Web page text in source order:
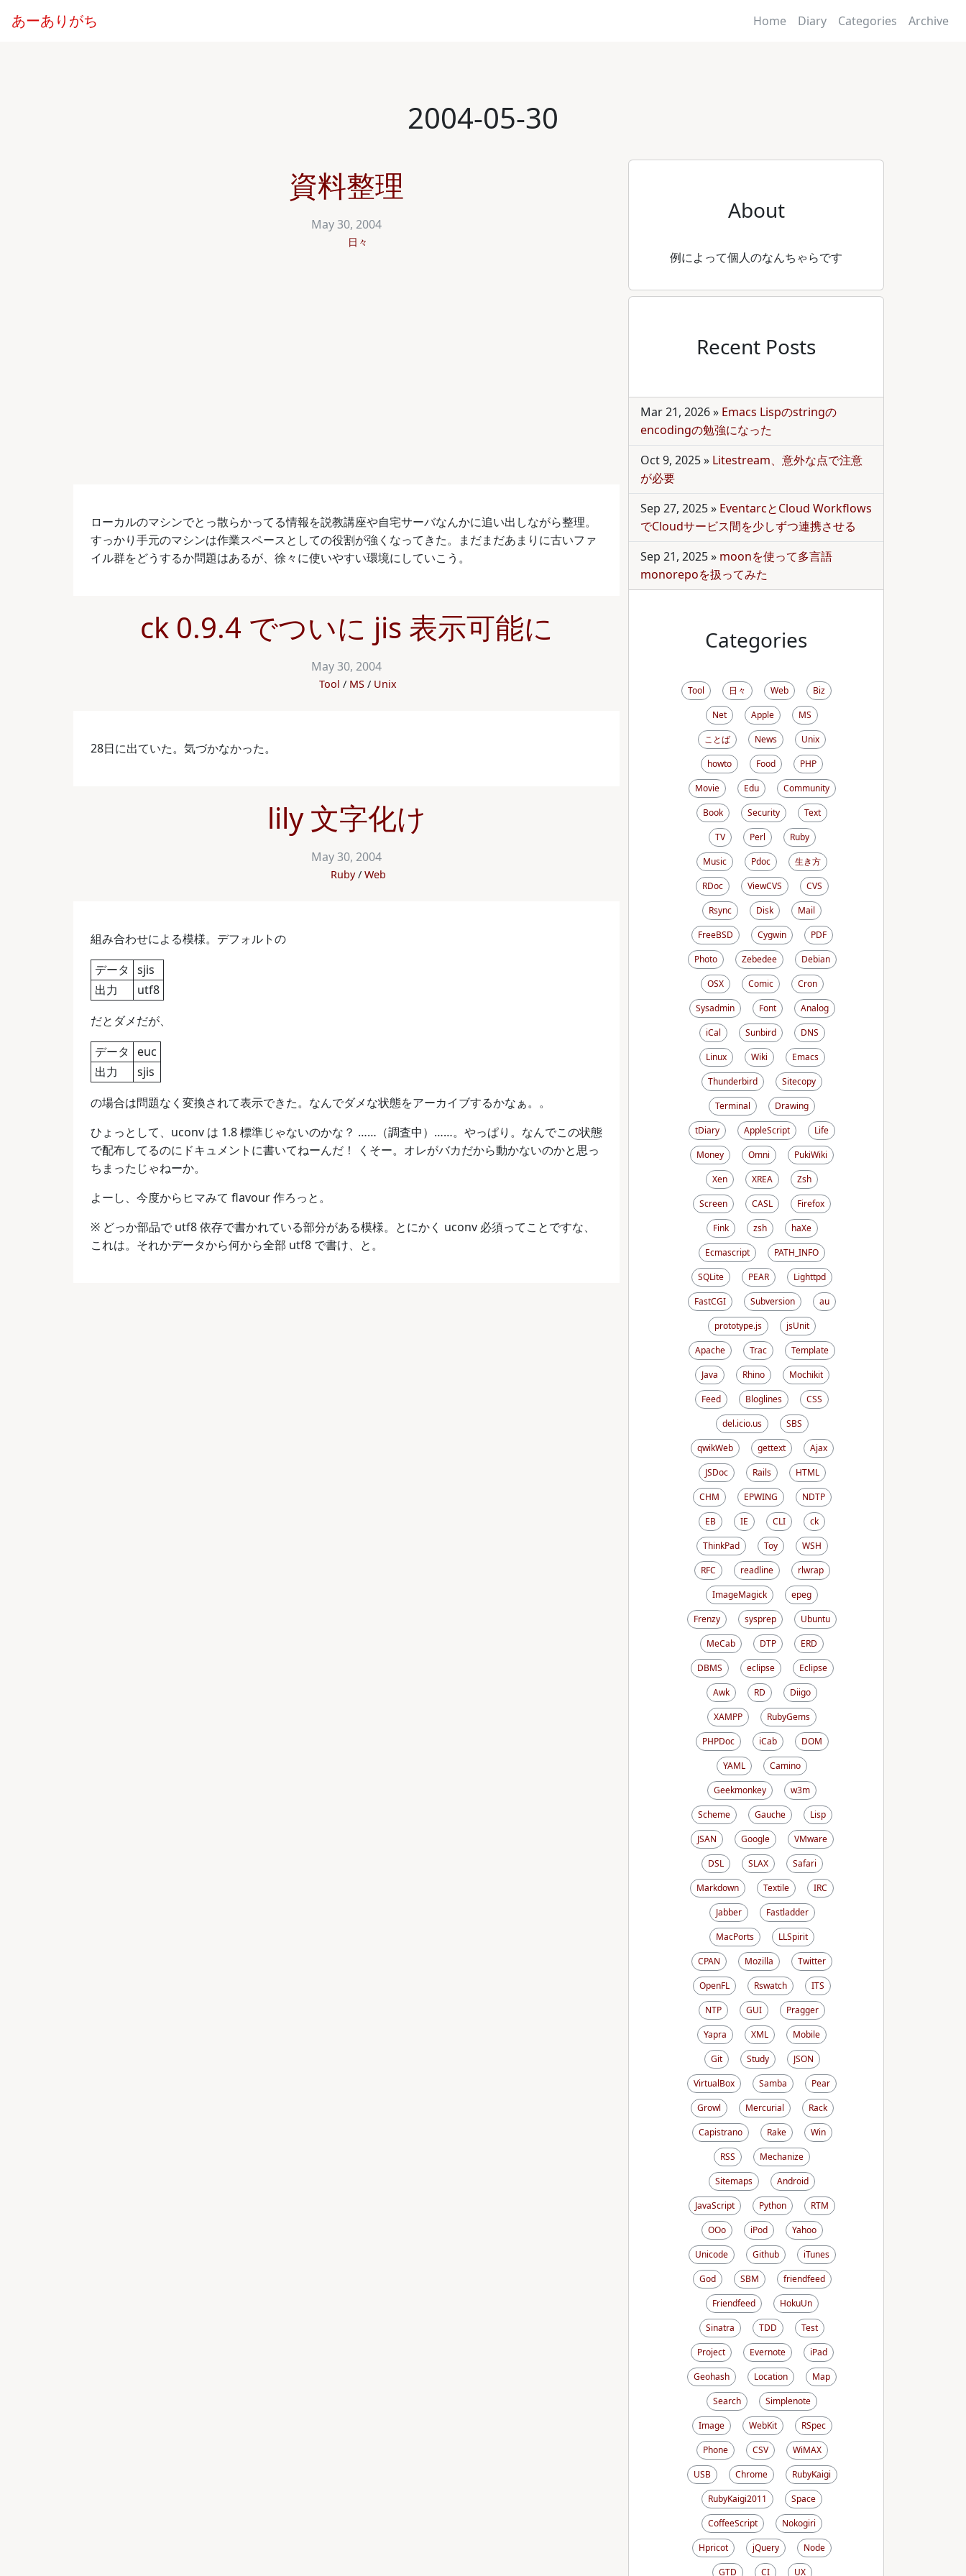
あーありがち Home Diary Categories Archive
2004-05-30
資料整理
May 30, 2004
日々
ローカルのマシンでとっ散らかってる情報を説教講座や自宅サーバなんかに追い出しながら整理。
すっかり手元のマシンは作業スペースとしての役割が強くなってきた。まだまだあまりに古いファ
イル群をどうするか問題はあるが、徐々に使いやすい環境にしていこう。
ck 0.9.4 でついに jis 表示可能に
May 30, 2004
Tool MS Unix
28日に出ていた。気づかなかった。
lily 文字化け
May 30, 2004
Ruby Web
組み合わせによる模様。デフォルトの
データ sjis
出力
utf8
だとダメだが、
データ
euc
出力
sjis
の場合は問題なく変換されて表示できた。なんでダメな状態をアーカイブするかなぁ。。
ひょっとして、uconv は 1.8 標準じゃないのかな？ ……（調査中）……。やっぱり。なんでこの状態
で配布してるのにドキュメントに書いてねーんだ！ くそー。オレがバカだから動かないのかと思っ
ちまったじゃねーか。
よーし、今度からヒマみて flavour 作ろっと。
※ どっか部品で utf8 依存で書かれている部分がある模様。とにかく uconv 必須ってことですな、
これは。それかデータから何から全部 utf8 で書け、と。
About
例によって個人のなんちゃらです
Recent Posts
Mar 21, 2026» Emacs Lispのstringの
encodingの勉強になった
Oct 9, 2025» Litestream、意外な点で注意
が必要
Sep 27, 2025» EventarcとCloud Workflows
でCloudサービス間を少しずつ連携させる
Sep 21, 2025» moonを使って多言語
monorepoを扱ってみた
Categories
Tool 日々 Web
Biz
Net
Apple
MS
ことば
News
Unix
howto
Food
PHP
Movie
Edu
Community
Book
Security
Text
TV
Perl
Ruby
Music
Pdoc
生き方
RDoc
ViewCVS
CVS
Rsync
Disk
Mail
FreeBSD
Cygwin
PDF
Photo
Zebedee
Debian
OSX
Comic
Cron
Sysadmin
Font
Analog
iCal
Sunbird
DNS
Linux
Wiki
Emacs
Thunderbird
Sitecopy
Terminal
Drawing
tDiary
AppleScript
Life
Money
Omni
PukiWiki
Xen
XREA
Zsh
Screen
CASL
Firefox
Fink
zsh
haXe
Ecmascript
PATH_INFO
SQLite
PEAR
Lighttpd
FastCGI
Subversion
au
prototype.js
jsUnit
Apache
Trac
Template
Java
Rhino
Mochikit
Feed
Bloglines
CSS
del.icio.us
SBS
qwikWeb
gettext
Ajax
JSDoc
Rails
HTML
CHM
EPWING
NDTP
EB
IE CLI
ck
ThinkPad
Toy
WSH
RFC
readline
rlwrap
ImageMagick
epeg
Frenzy
sysprep
Ubuntu
MeCab
DTP
ERD
DBMS
eclipse
Eclipse
Awk
RD
Diigo
XAMPP
RubyGems
PHPDoc
iCab
DOM
YAML
Camino
Geekmonkey
w3m
Scheme
Gauche
Lisp
JSAN
Google
VMware
DSL
SLAX
Safari
Markdown
Textile
IRC
Jabber
Fastladder
MacPorts
LLSpirit
CPAN
Mozilla
Twitter
OpenFL
Rswatch
ITS
NTP
GUI
Pragger
Yapra
XML
Mobile
Git
Study
JSON
VirtualBox
Samba
Pear
Growl
Mercurial
Rack
Capistrano
Rake
Win
RSS
Mechanize
Sitemaps
Android
JavaScript
Python
RTM
OOo
iPod
Yahoo
Unicode
Github
iTunes
God
SBM
friendfeed
Friendfeed
HokuUn
Sinatra
TDD
Test
Project
Evernote
iPad
Geohash
Location
Map
Search
Simplenote
Image
WebKit
RSpec
Phone
CSV
WiMAX
USB
Chrome
RubyKaigi
RubyKaigi2011
Space
CoffeeScript
Nokogiri
Hpricot
jQuery
Node
GTD
CI UX